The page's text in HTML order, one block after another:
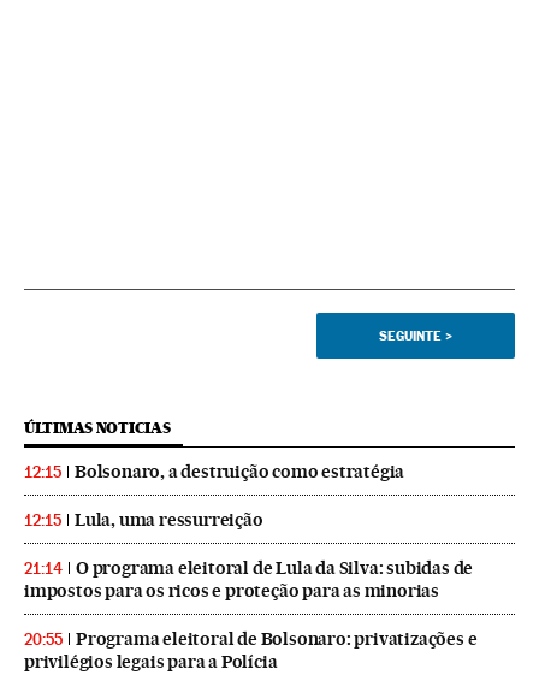
SEGUINTE >
ÚLTIMAS NOTICIAS
12:15 Bolsonaro, a destruição como estratégia
12:15 Lula, uma ressurreição
21:14
O programa eleitoral de Lula da Silva: subidas de
impostos para os ricos e proteção para as minorias
20:55
Programa eleitoral de Bolsonaro: privatizações e
privilégios legais para a Polícia